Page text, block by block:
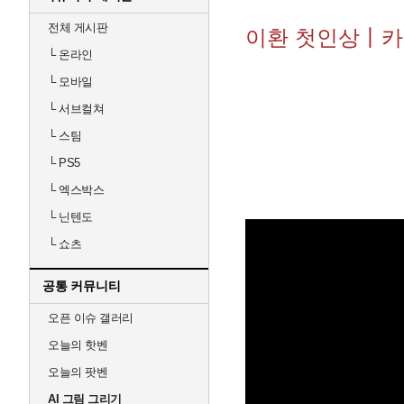
전체 게시판
└온라인
└모바일
└서브컬쳐
└스팀
└PS5
└엑스박스
└닌텐도
└쇼츠
공통 커뮤니티
오픈 이슈 갤러리
오늘의 핫벤
오늘의 팟벤
AI 그림 그리기
이환 첫인상丨